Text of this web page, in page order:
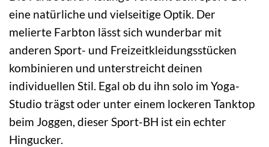
eine natürliche und vielseitige Optik. Der
melierte Farbton lässt sich wunderbar mit
anderen Sport- und Freizeitkleidungsstücken
kombinieren und unterstreicht deinen
individuellen Stil. Egal ob du ihn solo im Yoga-
Studio trägst oder unter einem lockeren Tanktop
beim Joggen, dieser Sport-BH ist ein echter
Hingucker.